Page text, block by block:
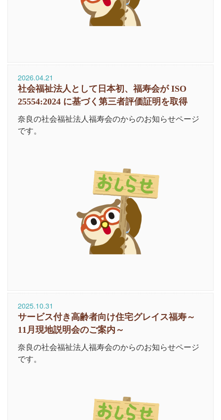
2026.04.21
社会福祉法人として日本初、福寿会が ISO
25554:2024 に基づく第三者評価証明を取得
奈良の社会福祉法人福寿会のからのお知らせページ
です。
2025.10.31
サービス付き高齢者向け住宅グレイス福寿～
11月現地説明会のご案内～
奈良の社会福祉法人福寿会のからのお知らせページ
です。